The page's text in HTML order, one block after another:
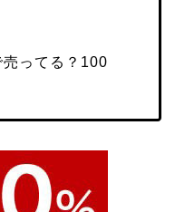
売ってる？100